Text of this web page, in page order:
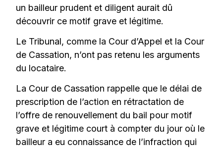
un bailleur prudent et diligent aurait dû
découvrir ce motif grave et légitime.
Le Tribunal, comme la Cour d’Appel et la Cour
de Cassation, n’ont pas retenu les arguments
du locataire.
La Cour de Cassation rappelle que le délai de
prescription de l’action en rétractation de
l’offre de renouvellement du bail pour motif
grave et légitime court à compter du jour où le
bailleur a eu connaissance de l’infraction qui